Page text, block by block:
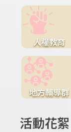
人權教育
地方輔導群
活動花絮